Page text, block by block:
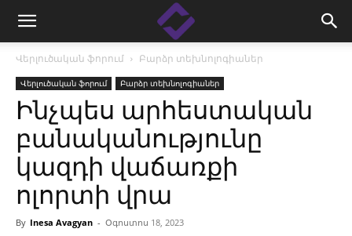
Վերլուծական ֆորում Բարձր տեխնոլոգիաներ
Վերլուծական ֆորում Բարձր տեխնոլոգիաներ
Ինչպես արհեստական
բանականությունը
կազդի վաճառքի
ոլորտի վրա
By Inesa Avagyan - Օգոստոս 18, 2023